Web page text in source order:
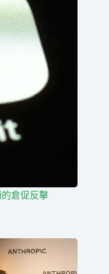
倉促反擊